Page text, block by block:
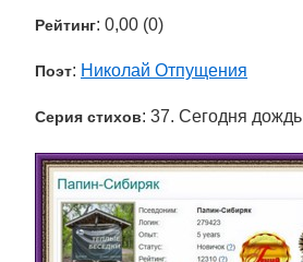
Рейтинг: 0,00 (0)
Поэт: Николай Отпущения
Серия стихов: 37. Сегодня дождь